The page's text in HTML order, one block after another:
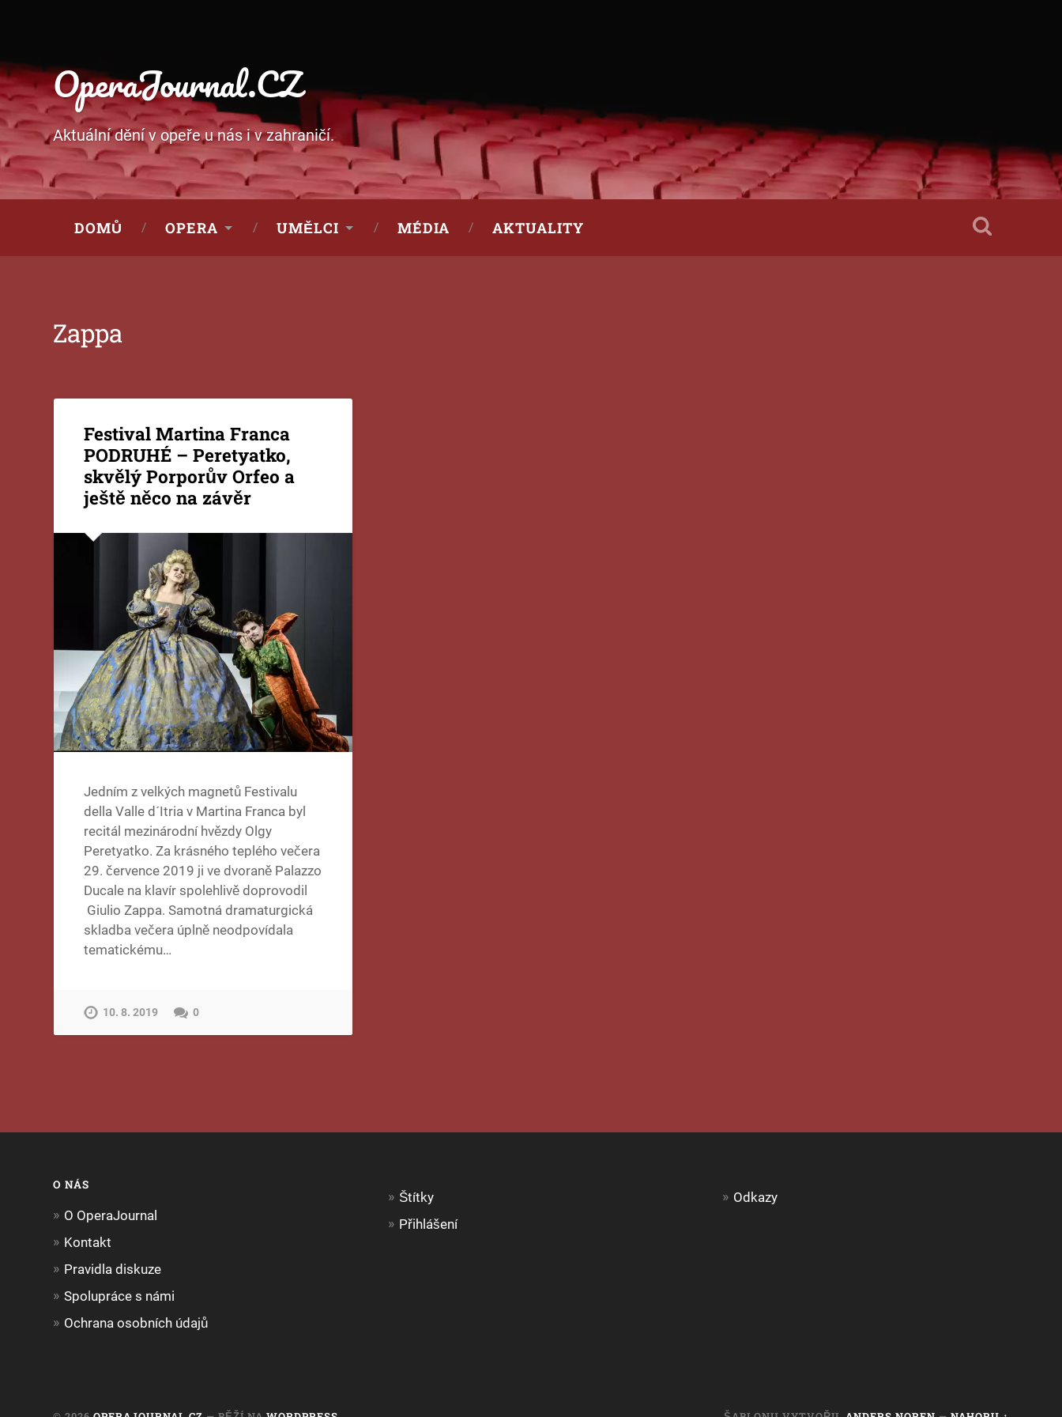
OperaJournal.CZ
Aktuální dění v opeře u nás i v zahraničí.
DOMŮ OPERA UMĚLCI MÉDIA AKTUALITY
Zappa
Festival Martina Franca
PODRUHÉ – Peretyatko,
skvělý Porporův Orfeo a
ještě něco na závěr
Jedním z velkých magnetů Festivalu
della Valle d´Itria v Martina Franca byl
recitál mezinárodní hvězdy Olgy
Peretyatko. Za krásného teplého večera
29. července 2019 ji ve dvoraně Palazzo
Ducale na klavír spolehlivě doprovodil
Giulio Zappa. Samotná dramaturgická
skladba večera úplně neodpovídala
tematickému…
10. 8. 2019 0
O NÁS
O OperaJournal
Kontakt
Pravidla diskuze
Spolupráce s námi
Ochrana osobních údajů
Štítky
Přihlášení
Odkazy